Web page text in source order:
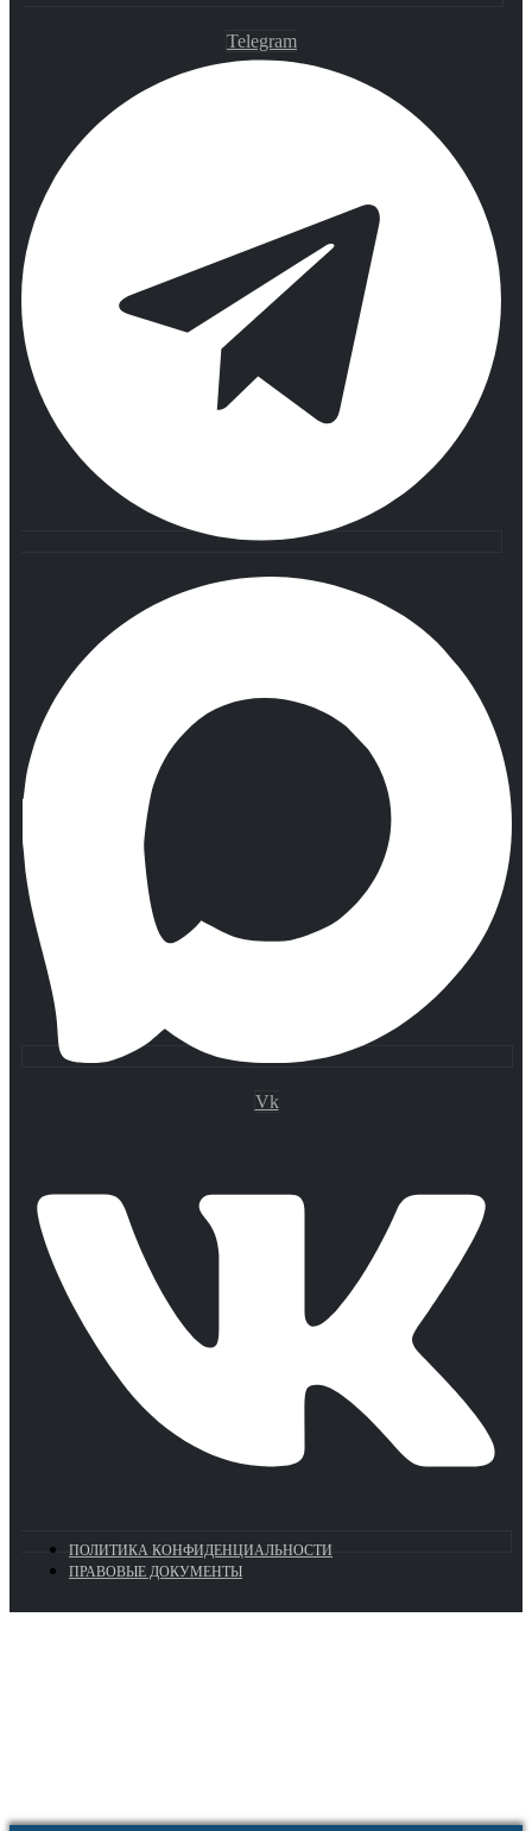
Telegram
Vk
ПОЛИТИКА КОНФИДЕНЦИАЛЬНОСТИ
ПРАВОВЫЕ ДОКУМЕНТЫ